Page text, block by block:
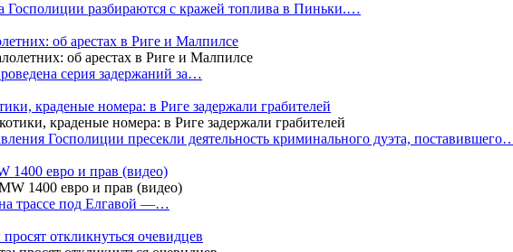
разбираются с кражей топлива в Пиньки.…
об арестах в Риге и Малпилсе
серия задержаний за…
краденые номера: в Риге задержали грабителей
Госполиции пресекли деятельность криминального дуэта,
1400 евро и прав (видео)
трассе под Елгавой —…
откликнуться очевидцев